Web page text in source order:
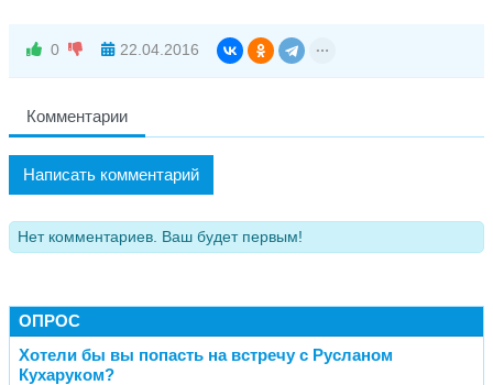
0 22.04.2016
Комментарии
Написать комментарий
Нет комментариев. Ваш будет первым!
ОПРОС
Хотели бы вы попасть на встречу с Русланом
Кухаруком?